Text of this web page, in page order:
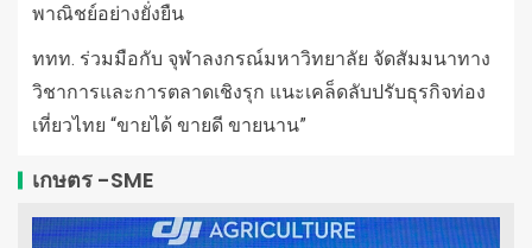
พาณิชย์อย่างยั่งยืน
ททท. ร่วมมือกับ จุฬาลงกรณ์มหาวิทยาลัย จัดสัมมนาทาง
วิชาการและการตลาดเชิงรุก แนะเคล็ดลับปรับธุรกิจท่อง
เที่ยวไทย “ขายได้ ขายดี ขายนาน”
เกษตร -SME